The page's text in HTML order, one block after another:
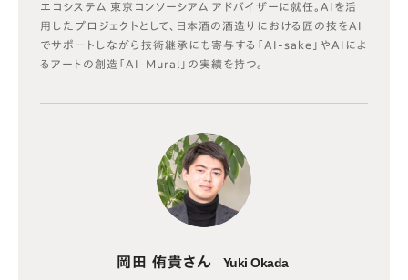
エコシステム 東京コンソーシアム アドバイザーに就任。AIを活
用したプロジェクトとして、日本酒の酒造りにおける匠の技をAI
でサポートしながら技術継承にも寄与する「AI-sake」やAIによ
るアートの創造「AI-Mural」の実績を持つ。
岡田 侑貴さん Yuki Okada